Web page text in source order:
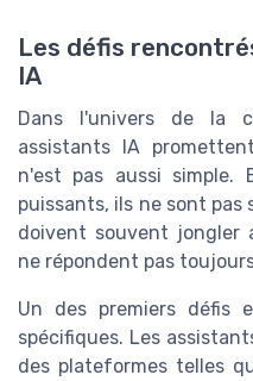
Les défis
IA
Dans l'univers de la
assistants IA
n'est pas aussi simple.
puissants, ils ne sont
doivent souvent jongler
ne répondent pas
Un des premiers défis
spécifiques. Les
des plateformes telles